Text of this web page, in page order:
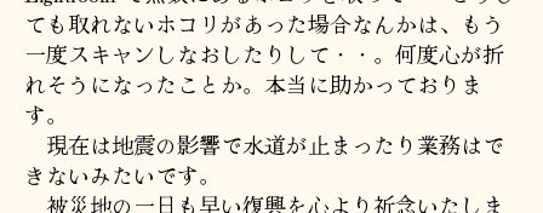
ても取れないホコリがあった場合なんかは、もう
一度スキャンしなおしたりして・・。何度心が折
れそうになったことか。本当に助かっておりま
す。
現在は地震の影響で水道が止まったり業務はで
きないみたいです。
被災地の一日も早い復興を心より祈念いたしま